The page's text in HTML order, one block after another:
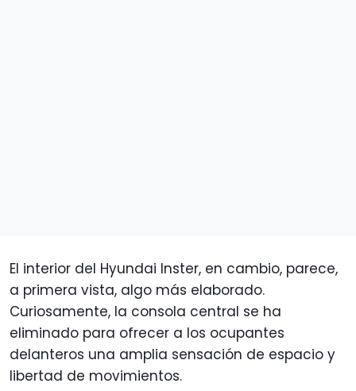
El interior del Hyundai Inster, en cambio, parece,
a primera vista, algo más elaborado.
Curiosamente, la consola central se ha
eliminado para ofrecer a los ocupantes
delanteros una amplia sensación de espacio y
libertad de movimientos.